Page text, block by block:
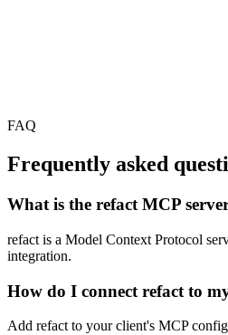
FAQ
Frequently asked
What is the refact MCP
refact is a Model Context Protocol
integration.
How do I connect refact to
Add refact to your client's MCP